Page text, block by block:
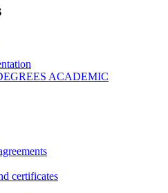
ACADEMIC
certificates